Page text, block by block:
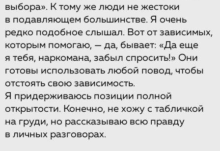
выбора». К тому же люди не жестоки
в подавляющем большинстве. Я очень
редко подобное слышал. Вот от зависимых,
которым помогаю, — да, бывает: «Да еще
я тебя, наркомана, забыл спросить!» Они
готовы использовать любой повод, чтобы
отстоять свою зависимость.
Я придерживаюсь позиции полной
открытости. Конечно, не хожу с табличкой
на груди, но рассказываю всю правду
в личных разговорах.